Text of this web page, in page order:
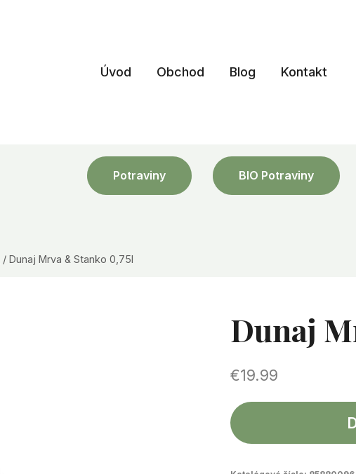
Úvod Obchod Blog Kontakt
Potraviny BIO Potraviny
/ Dunaj Mrva & Stanko 0,75l
Dunaj
€19.99